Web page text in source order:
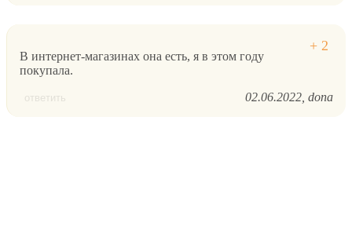
В интернет-магазинах она есть, я в этом году
покупала.
ответить 02.06.2022 dona